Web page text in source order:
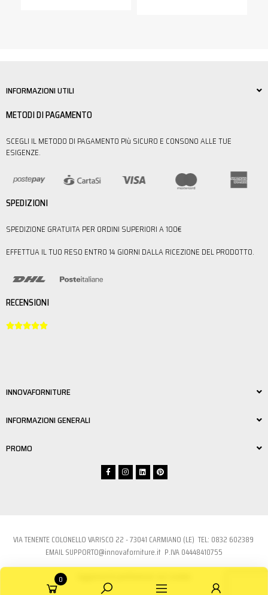
INFORMAZIONI UTILI
METODI DI PAGAMENTO
SCEGLI IL METODO DI PAGAMENTO PIù SICURO E CONSONO ALLE TUE
ESIGENZE.
SPEDIZIONI
SPEDIZIONE GRATUITA PER ORDINI SUPERIORI A 100€
EFFETTUA IL TUO RESO ENTRO 14 GIORNI DALLA RICEZIONE DEL PRODOTTO.
RECENSIONI

INNOVAFORNITURE
INFORMAZIONI GENERALI
PROMO
VIA TENENTE COLONELLO VARISCO 22 - 73041 CARMIANO (LE) TEL: 0832 602389
EMAILSUPPORTO@innovaforniture.it P.IVA 04448410755
0